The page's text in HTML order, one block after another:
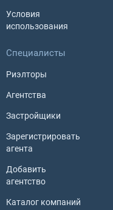
Условия
использования
Специалисты
Риэлторы
Агентства
Застройщики
Зарегистрировать
агента
Добавить
агентство
Каталог компаний